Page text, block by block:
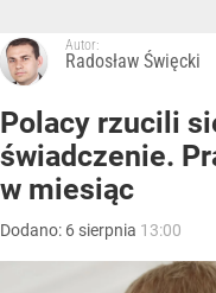
Autor:
Radosław Święcki
Polacy rzucili
świadczenie.
w miesiąc
Dodano: 6 sierpnia 13:00